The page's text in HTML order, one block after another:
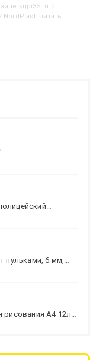
kupi35.ru с
читать
пульками, 6 мм,
рисования А4 12л.